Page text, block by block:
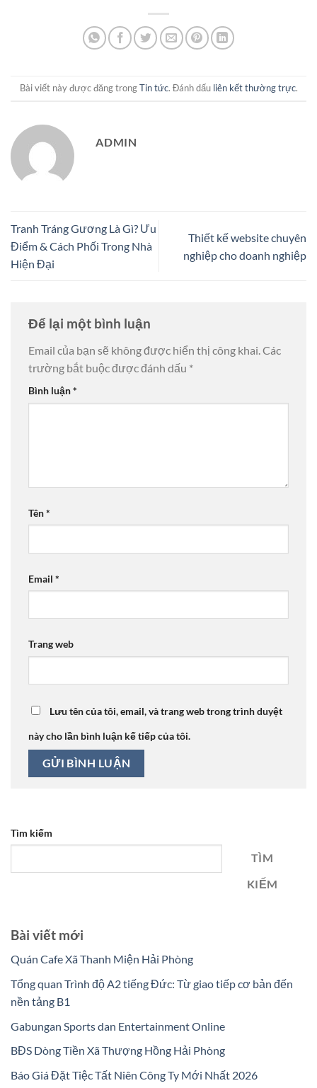
Bài viết này được đăng trongTin tức. Đánh dấu liên kết thường trực.
ADMIN
Tranh Tráng Gương Là Gì? Ưu
Điểm & Cách Phối Trong Nhà
Hiện Đại
Thiết kế website chuyên
nghiệp cho doanh nghiệp
Để lại một bình luận
Email của bạn sẽ không được hiển thị công khai.Các
trường bắt buộc được đánh dấu *
Bình luận*
Tên*
Email *
Trang web
Lưu tên của tôi, email, và trang web trong trình duyệt
này cho lần bình luận kế tiếp của tôi.
Tìm kiếm
TÌM
KIẾM
Bài viết mới
Quán Cafe Xã Thanh Miện Hải Phòng
Tổng quan Trình độ A2 tiếng Đức: Từ giao tiếp cơ bản đến
nền tảng B1
Gabungan Sports dan Entertainment Online
BĐS Dòng Tiền Xã Thượng Hồng Hải Phòng
Báo Giá Đặt Tiệc Tất Niên Công Ty Mới Nhất 2026